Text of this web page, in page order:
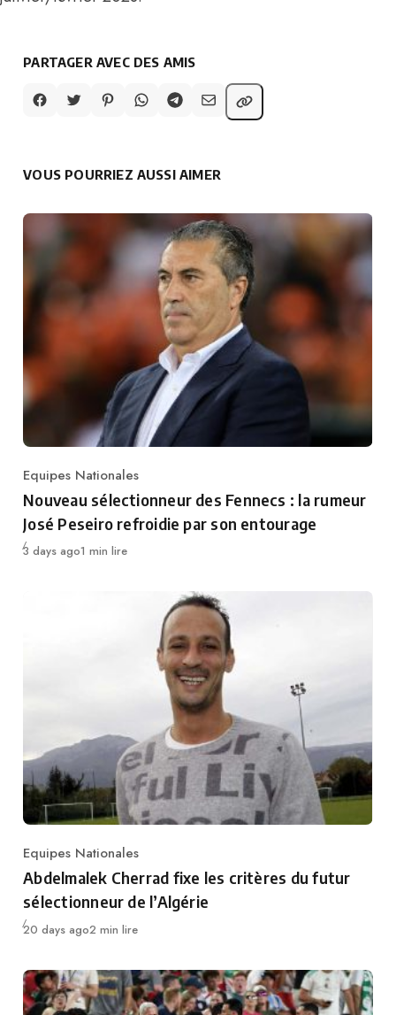
PARTAGER AVEC DES AMIS
VOUS POURRIEZ AUSSI AIMER
Category
Equipes Nationales
Nouveau sélectionneur des Fennecs : la rumeur
José Peseiro refroidie par son entourage
Publié
3 days ago1 min lire
Category
Equipes Nationales
Abdelmalek Cherrad fixe les critères du futur
sélectionneur de l’Algérie
Publié
20 days ago2 min lire